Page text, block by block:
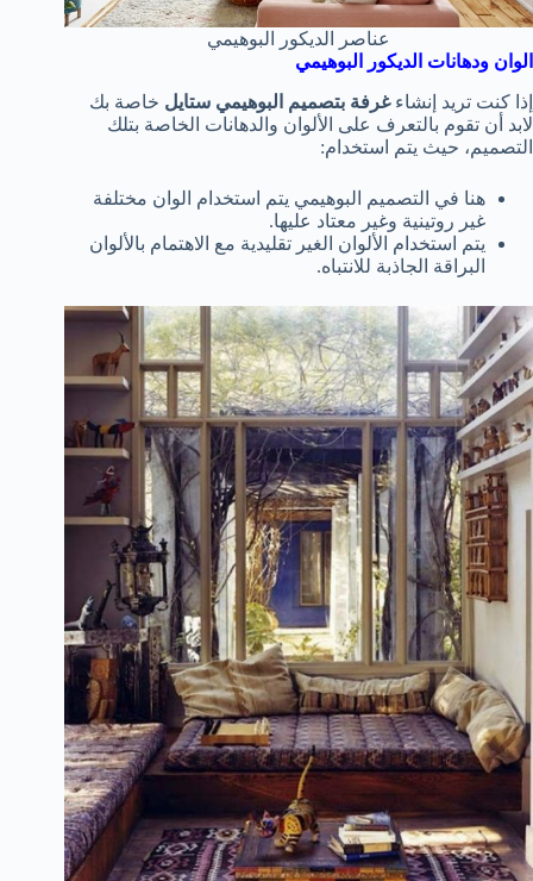
عناصر الديكور البوهيمي
الوان ودهانات الديكور البوهيمي
إذا كنت تريد إنشاءغرفة بتصميم البوهيمي ستايل خاصة بك
لابد أن تقوم بالتعرف على الألوان والدهانات الخاصة بتلك
التصميم، حيث يتم استخدام:
هنا في التصميم البوهيمي يتم استخدام الوان مختلفة
غير روتينية وغير معتاد عليها.
يتم استخدام الألوان الغير تقليدية مع الاهتمام بالألوان
البراقة الجاذبة للانتباه.